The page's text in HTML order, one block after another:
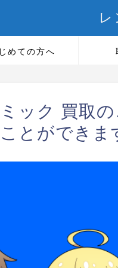
めての方へ
ック 買取
とができま